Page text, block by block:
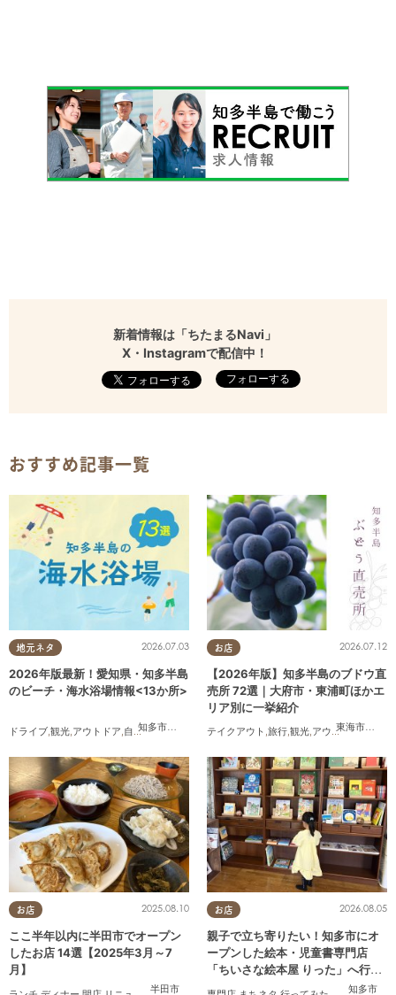
新着情報は「ちたまるNavi」
X・Instagramで配信中！
フォローする
おすすめ記事一覧
地元ネタ
知多市常滑市 美浜町,南知多町
2026.07.03
2026年版最新！愛知県・知多半島
のビーチ・海水浴場情報<13か所>
ドライブ,観光,アウトドア,自然 ,まちネタ 季節ネタ ,まとめ記事,親子,家族,カップル 友人
お店
東海市大府
2026.07.12
【2026年版】知多半島のブドウ直
売所 72選｜大府市・東浦町ほかエ
リア別に一挙紹介
テイクアウト ,旅行,観光,アウトドア , まちネ
お店
半田市
2025.08.10
ここ半年以内に半田市でオープン
したお店 14選【2025年3月～7
月】
お店
知多市
2026.08.05
親子で立ち寄りたい！知多市にオ
ープンした絵本・児童書専門店
「ちいさな絵本屋 りった」へ行っ
てみた